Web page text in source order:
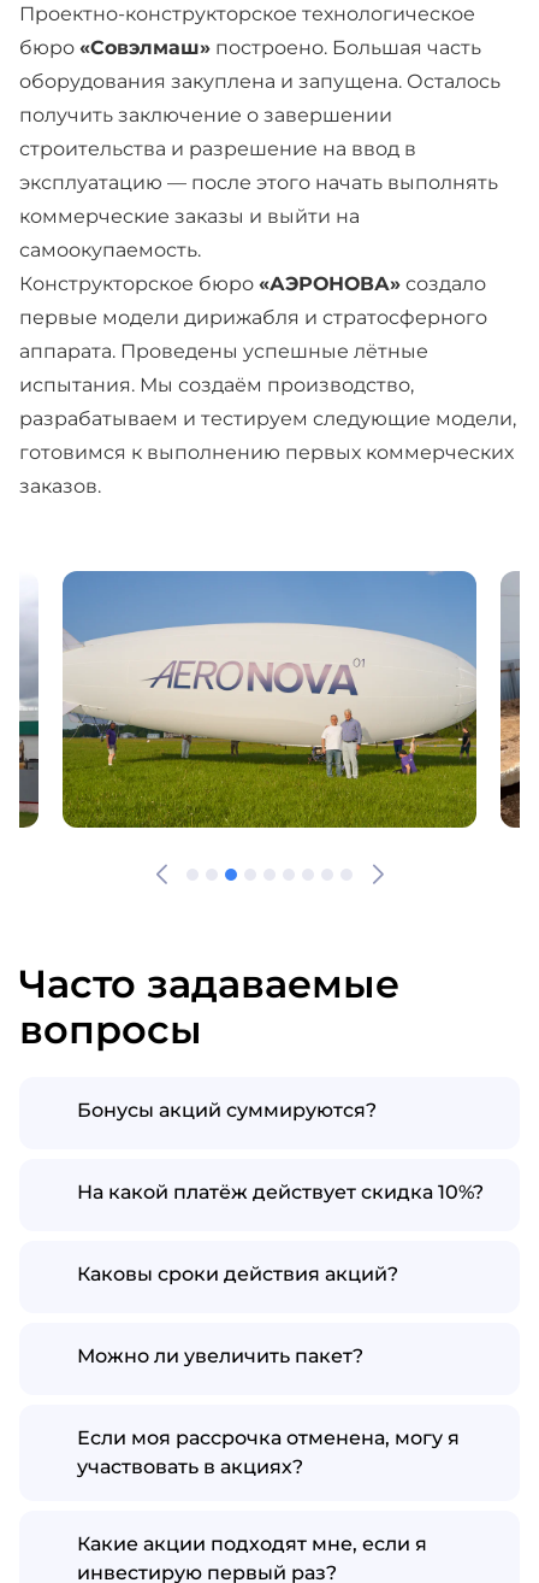
Проектно-конструкторское технологическое
бюро «Совэлмаш» построено. Большая часть
оборудования закуплена и запущена. Осталось
получить заключение о завершении
строительства и разрешение на ввод в
эксплуатацию — после этого начать выполнять
коммерческие заказы и выйти на
самоокупаемость.
Конструкторское бюро «АЭРОНОВА» создало
первые модели дирижабля и стратосферного
аппарата. Проведены успешные лётные
испытания. Мы создаём производство,
разрабатываем и тестируем следующие модели,
готовимся к выполнению первых коммерческих
заказов.
Часто задаваемые
вопросы
Бонусы акций суммируются?
На какой платёж действует скидка 10%?
Каковы сроки действия акций?
Можно ли увеличить пакет?
Если моя рассрочка отменена, могу я
участвовать в акциях?
Какие акции подходят мне, если я
инвестирую первый раз?